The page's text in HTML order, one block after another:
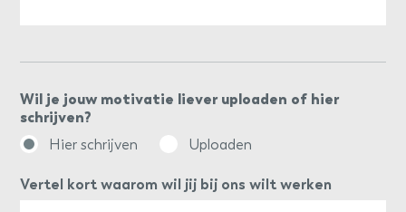
Wil je jouw motivatie liever uploaden of hier
schrijven?
Hier schrijven
Uploaden
Vertel kort waarom wil jij bij ons wilt werken